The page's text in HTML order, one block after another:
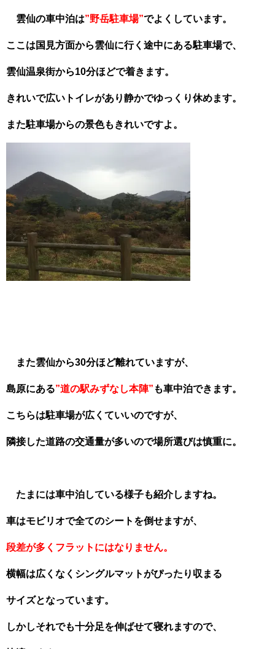
雲仙の車中泊は”野岳駐車場”でよくしています。
ここは国見方面から雲仙に行く途中にある駐車場で、
雲仙温泉街から10分ほどで着きます。
きれいで広いトイレがあり静かでゆっくり休めます。
また駐車場からの景色もきれいですよ。
また雲仙から30分ほど離れていますが、
島原にある”道の駅みずなし本陣” も車中泊できます。
こちらは駐車場が広くていいのですが、
隣接した道路の交通量が多いので場所選びは慎重に。
たまには車中泊している様子も紹介しますね。
車はモビリオで全てのシートを倒せますが、
段差が多くフラットにはなりません。
横幅は広くなくシングルマットがぴったり収まる
サイズとなっています。
しかしそれでも十分足を伸ばせて寝れますので、